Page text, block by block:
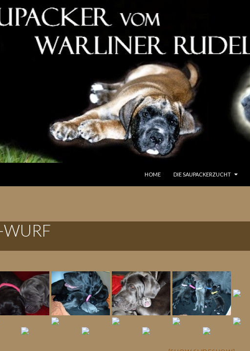
HOME
DIE SAUPACKERZUCHT